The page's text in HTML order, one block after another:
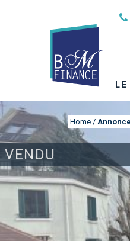
LE
VENDU
Home / Annonce